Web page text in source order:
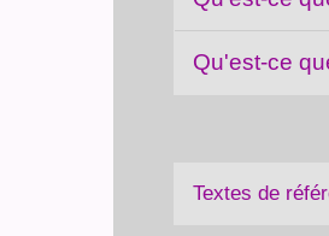
Qu'est-ce
Textes de